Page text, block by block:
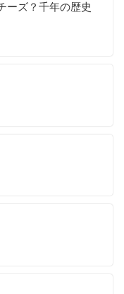
ズ？千年の歴史